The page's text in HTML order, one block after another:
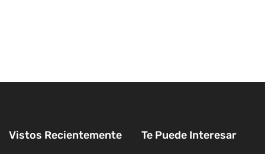
Vistos Recientemente Te Puede Interesar